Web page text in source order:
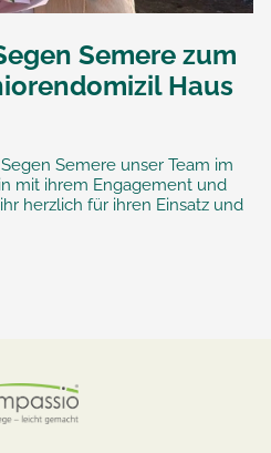
Semere zum
Haus
Semere unser Team im
mit ihrem Engagement und
herzlich für ihren Einsatz und